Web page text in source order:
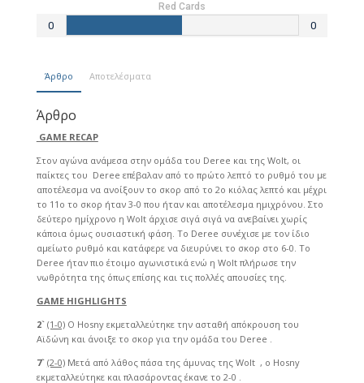
Red Cards
0 0
Άρθρο Αποτελέσματα
Άρθρο
GAME RECAP
Στον αγώνα ανάμεσα στην ομάδα του Deree και της Wolt, οι
παίκτες του Deree επέβαλαν από το πρώτο λεπτό το ρυθμό του με
αποτέλεσμα να ανοίξουν το σκορ από το 2ο κιόλας λεπτό και μέχρι
το 11ο το σκορ ήταν 3-0 που ήταν και αποτέλεσμα ημιχρόνου. Στο
δεύτερο ημίχρονο η Wolt άρχισε σιγά σιγά να ανεβαίνει χωρίς
κάποια όμως ουσιαστική φάση. Το Deree συνέχισε με τον ίδιο
αμείωτο ρυθμό και κατάφερε να διευρύνει το σκορ στο 6-0. Το
Deree ήταν πιο έτοιμο αγωνιστικά ενώ η Wolt πλήρωσε την
νωθρότητα της όπως επίσης και τις πολλές απουσίες της.
GAME HIGHLIGHTS
2` (1-0)Ο Hosny εκμεταλλεύτηκε την ασταθή απόκρουση του
Αϊδώνη και άνοιξε το σκορ για την ομάδα του Deree .
7` (2-0)Μετά από λάθος πάσα της άμυνας της Wolt , ο Hosny
εκμεταλλεύτηκε και πλασάροντας έκανε το 2-0 .